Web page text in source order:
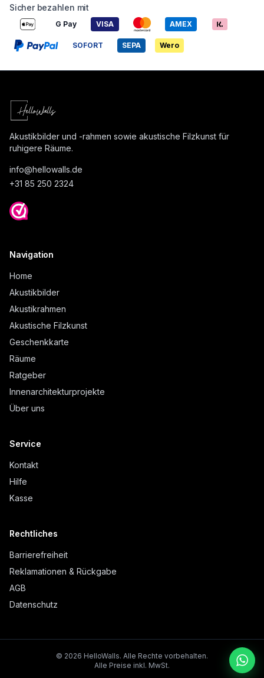
Sicher bezahlen mit
G Pay VISA AMEX
SOFORT SEPA Wero
Akustikbilder und -rahmen sowie akustische Filzkunst für
ruhigere Räume.
info@hellowalls.de
+31 85 250 2324
Navigation
Home
Akustikbilder
Akustikrahmen
Akustische Filzkunst
Geschenkkarte
Räume
Ratgeber
Innenarchitekturprojekte
Über uns
Service
Kontakt
Hilfe
Kasse
Rechtliches
Barrierefreiheit
Reklamationen & Rückgabe
AGB
Datenschutz
© 2026 HelloWalls. Alle Rechte vorbehalten.
Alle Preise inkl. MwSt.